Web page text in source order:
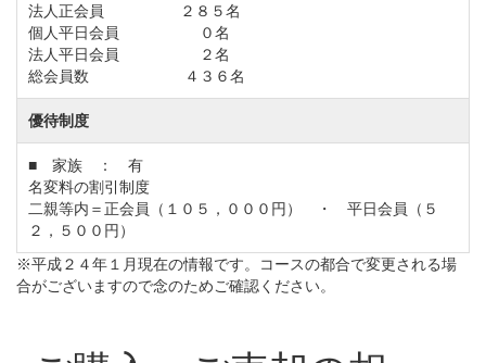
法人正会員 ２８５名
個人平日会員 ０名
法人平日会員 ２名
総会員数 ４３６名
優待制度
■ 家族 ： 有
名変料の割引制度
二親等内＝正会員（１０５，０００円） ・ 平日会員（５
２，５００円）
※平成２４年１月現在の情報です。コースの都合で変更される場
合がございますので念のためご確認ください。